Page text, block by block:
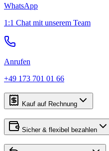
WhatsApp
1:1 Chat mit unserem Team
Anrufen
+49 173 701 01 66
Kauf auf Rechnung
Sicher & flexibel bezahlen